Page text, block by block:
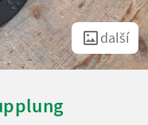
další